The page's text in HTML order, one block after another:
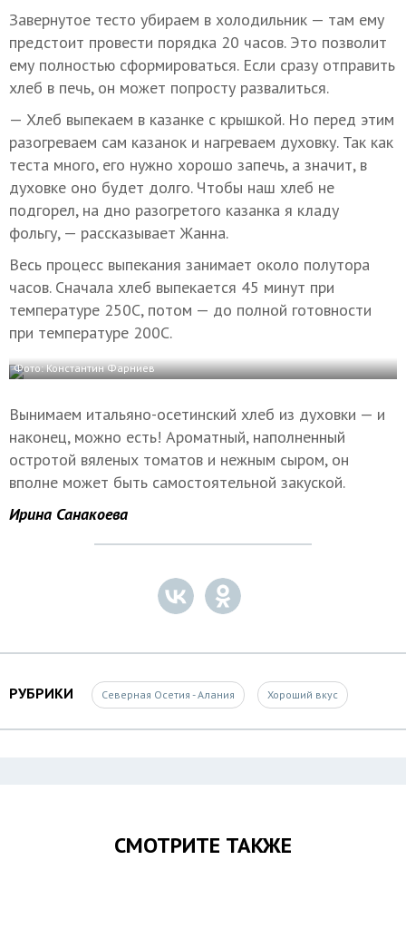
Завернутое тесто убираем в холодильник — там ему
предстоит провести порядка 20 часов. Это позволит
ему полностью сформироваться. Если сразу отправить
хлеб в печь, он может попросту развалиться.
— Хлеб выпекаем в казанке с крышкой. Но перед этим
разогреваем сам казанок и нагреваем духовку. Так как
теста много, его нужно хорошо запечь, а значит, в
духовке оно будет долго. Чтобы наш хлеб не
подгорел, на дно разогретого казанка я кладу
фольгу, — рассказывает Жанна.
Весь процесс выпекания занимает около полутора
часов. Сначала хлеб выпекается 45 минут при
температуре 250С, потом — до полной готовности
при температуре 200С.
Фото: Константин Фарниев
Вынимаем итальяно-осетинский хлеб из духовки — и
наконец, можно есть! Ароматный, наполненный
остротой вяленых томатов и нежным сыром, он
вполне может быть самостоятельной закуской.
Ирина Санакоева
РУБРИКИ Северная Осетия - Алания Хороший вкус
СМОТРИТЕ ТАКЖЕ